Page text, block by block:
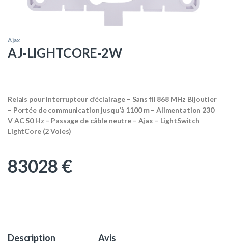
Ajax
AJ-LIGHTCORE-2W
Relais pour interrupteur d’éclairage – Sans fil 868 MHz Bijoutier
– Portée de communication jusqu’à 1100 m – Alimentation 230
V AC 50 Hz – Passage de câble neutre – Ajax – LightSwitch
LightCore (2 Voies)
83028 €
Description Avis